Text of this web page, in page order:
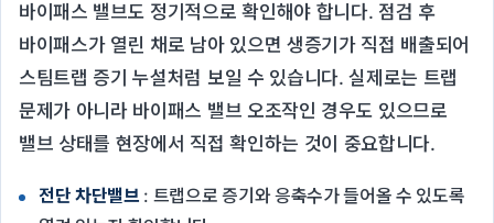
바이패스 밸브도 정기적으로 확인해야 합니다. 점검 후
바이패스가 열린 채로 남아 있으면 생증기가 직접 배출되어
스팀트랩 증기 누설처럼 보일 수 있습니다. 실제로는 트랩
문제가 아니라 바이패스 밸브 오조작인 경우도 있으므로
밸브 상태를 현장에서 직접 확인하는 것이 중요합니다.
전단 차단밸브 : 트랩으로 증기와 응축수가 들어올 수 있도록